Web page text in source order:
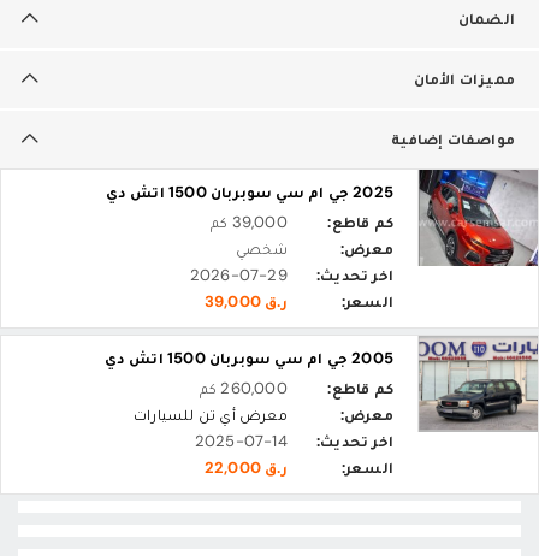
الضمان
مميزات الأمان
مواصفات إضافية
2025 جي ام سي سوبربان 1500 اتش دي
كم قاطع:
39,000 كم
معرض:
شخصي
اخر تحديث:
2026-07-29
السعر:
ر.ق 39,000
2005 جي ام سي سوبربان 1500 اتش دي
كم قاطع:
260,000 كم
معرض:
معرض أي تن للسيارات
اخر تحديث:
2025-07-14
السعر:
ر.ق 22,000